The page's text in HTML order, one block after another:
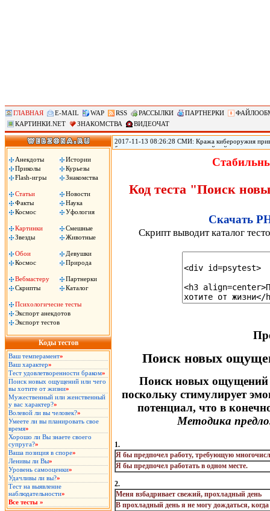
ГЛАВНАЯ E-MAIL WAP RSS РАССЫЛКИ ПАРТНЕРКИ
КАРТИНКИ.NET
ЗНАКОМСТВА ВИДЕОЧАТ
Анекдоты
Истории
Приколы
Курьезы
Flash-игры
Знакомства
Статьи
Новости
Факты
Наука
Космос
Уфология
Картинки
Смешные
Звезды
Животные
Обои
Девушки
Космос
Природа
Вебмастеру
Партнерки
Скрипты
Каталог
Психологичесие тесты
Экспорт анекдотов
Экспорт тестов
Коды тестов
Ваш темперамент»
Ваш характер»
Тест удовлетворенности браком»
Поиск новых ощущений или чего
вы хотите от жизни»
Мужественный или женственный
у вас характер?»
Волевой ли вы человек?»
Умеете ли вы планировать свое
время»
Хорошо ли Вы знаете своего
супруга?»
Ваша позиция в споре»
Ленивы ли Вы»
Уровень самооценки»
Удачливы ли вы?»
Тест на выявление
наблюдательности»
Все тесты »
2017-11-13 08:26:28 СМИ: Кража кибероружия
безопасности переживает крупнейший кризис из-
Shadow Brokers опубликовала программный код
Код теста "Поиск
Скачать
Скрипт выводит каталог
Поиск новых
Поиск новых ощущений
поскольку стимулирует
потенциал, что в
Методика
1.
Я бы предпочел работу, требующую
Я бы предпочел работать в одном месте.
2.
Меня взбадривает свежий, прохладный день
В прохладный день я не могу дождаться,